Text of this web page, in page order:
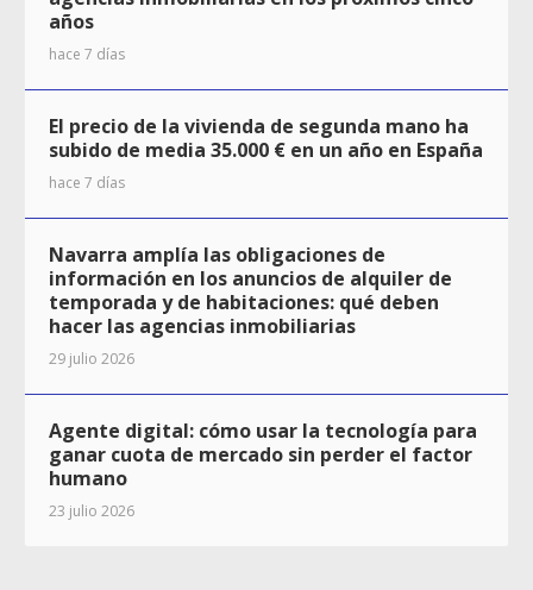
años
hace 7 días
El precio de la vivienda de segunda mano ha
subido de media 35.000 € en un año en España
hace 7 días
Navarra amplía las obligaciones de
información en los anuncios de alquiler de
temporada y de habitaciones: qué deben
hacer las agencias inmobiliarias
29 julio 2026
Agente digital: cómo usar la tecnología para
ganar cuota de mercado sin perder el factor
humano
23 julio 2026